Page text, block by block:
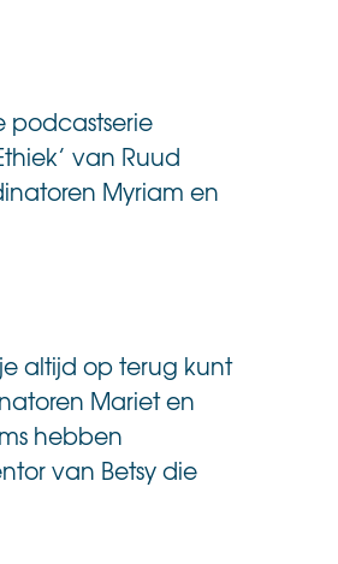
podcastserie
van Ruud
Myriam en
altijd op terug kunt
Mariet en
hebben
van Betsy die